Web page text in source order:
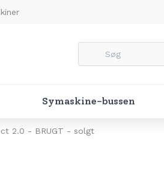
Symaskine-bussen
2.0 - BRUGT - solgt